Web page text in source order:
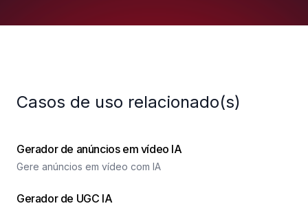
Casos de uso relacionado(s)
Gerador de anúncios em vídeo IA
Gere anúncios em vídeo com IA
Gerador de UGC IA